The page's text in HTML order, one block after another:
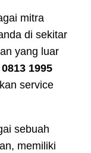
mitra
di sekitar
yang luar
0813 1995
service
sebuah
memiliki